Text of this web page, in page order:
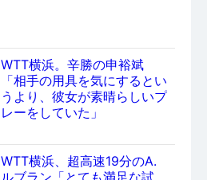
WTT横浜。辛勝の申裕斌
「相手の用具を気にするとい
うより、彼女が素晴らしいプ
レーをしていた」
WTT横浜、超高速19分のA.
ルブラン「とても満足な試